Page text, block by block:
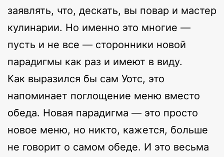
заявлять, что, дескать, вы повар и мастер
кулинарии. Но именно это многие —
пусть и не все — сторонники новой
парадигмы как раз и имеют в виду.
Как выразился бы сам Уотс, это
напоминает поглощение меню вместо
обеда. Новая парадигма — это просто
новое меню, но никто, кажется, больше
не говорит о самом обеде. И это весьма